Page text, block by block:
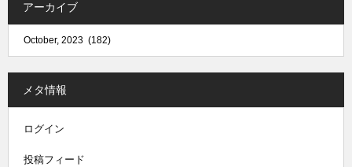
アーカイブ
メタ情報
ログイン
投稿フィード